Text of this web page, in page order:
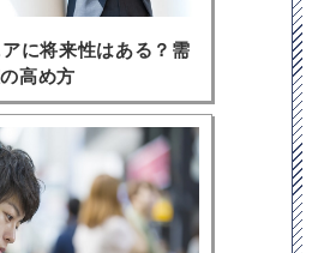
に将来性はある？需
高め方